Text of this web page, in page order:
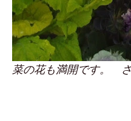
菜の花も満開です。